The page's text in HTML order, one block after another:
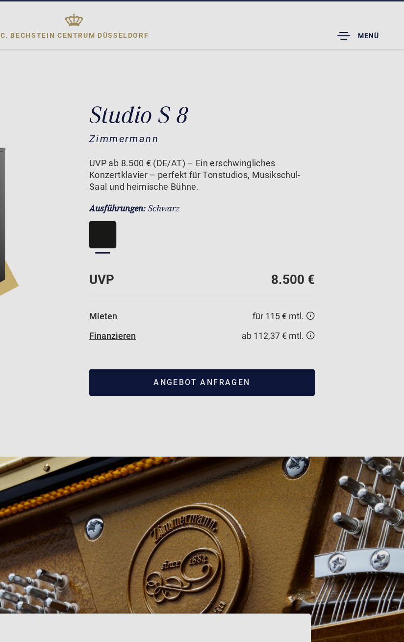
C. BECHSTEIN CENTRUM DÜSSELDORF
TOGGLE
DROPDOWN
MENÜ
Studio S 8
Zimmermann
UVP ab 8.500 € (DE/AT) – Ein erschwingliches
Konzertklavier – perfekt für Tonstudios, Musikschul-
Saal und heimische Bühne.
Ausführungen: Schwarz
UVP 8.500 €
Mieten
für 115 € mtl.
Finanzieren
ab 112,37 € mtl.
ANGEBOT ANFRAGEN